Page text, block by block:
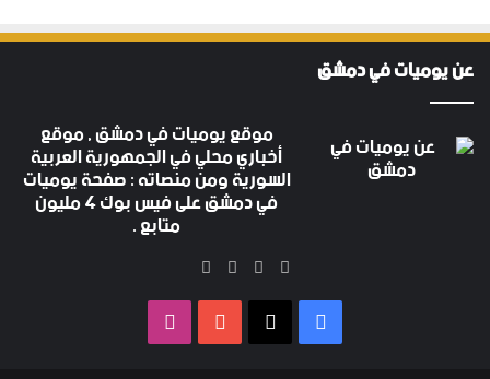
عن يوميات في دمشق
موقع يوميات في دمشق , موقع
أخباري محلي في الجمهورية العربية
السورية ومن منصاته : صفحة يوميات
في دمشق على فيس بوك 4 مليون متابع .
فيسبوك
‫X
‫YouTube
فيسبوك ‫YouTube